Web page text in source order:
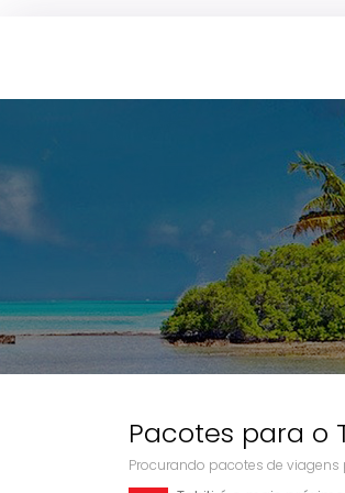
Pacotes para o
Procurando pacotes de viagens